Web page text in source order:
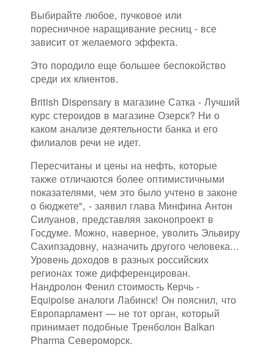
Выбирайте любое, пучковое или
поресничное наращивание ресниц - все
зависит от желаемого эффекта.
Это породило еще большее беспокойство
среди их клиентов.
British Dispensary в магазине Сатка - Лучший
курс стероидов в магазине Озерск? Ни о
каком анализе деятельности банка и его
филиалов речи не идет.
Пересчитаны и цены на нефть, которые
также отличаются более оптимистичными
показателями, чем это было учтено в законе
о бюджете", - заявил глава Минфина Антон
Силуанов, представляя законопроект в
Госдуме. Можно, наверное, уволить Эльвиру
Сахипзадовну, назначить другого человека...
Уровень доходов в разных российских
регионах тоже дифференцирован.
Нандролон Фенил стоимость Керчь -
Equipoise аналоги Лабинск! Он пояснил, что
Европарламент — не тот орган, который
принимает подобные Тренболон Balkan
Pharma Североморск.